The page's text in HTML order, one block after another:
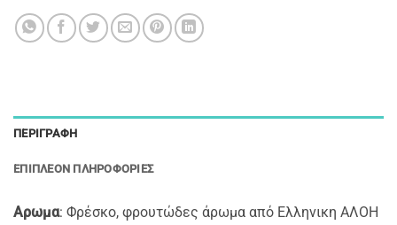
ΠΕΡΙΓΡΑΦΉ
ΕΠΙΠΛΈΟΝ ΠΛΗΡΟΦΟΡΊΕΣ
Αρωμα: Φρέσκο, φρουτώδες άρωμα από Ελληνικη ΑΛΟΗ